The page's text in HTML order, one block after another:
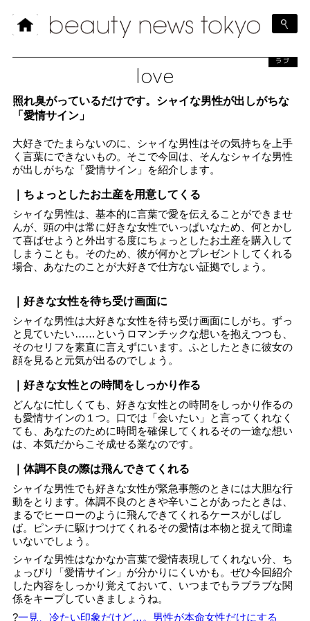
love
ラブ
照れ臭がっているだけです。シャイな男性が出しがちな
「愛情サイン」
大好きでたまらないのに、シャイな男性はその気持ちを上手
く言葉にできないもの。そこで今回は、そんなシャイな男性
が出しがちな「愛情サイン」を紹介します。
｜ちょっとしたお土産を用意してくる
シャイな男性は、基本的に言葉で愛を伝えることができませ
んが、頭の中は常に好きな女性でいっぱいなため、何とかし
て喜ばせようと外出する度にちょっとしたお土産を購入して
しまうことも。そのため、彼が何かとプレゼントしてくれる
場合、あなたのことが大好きで仕方ない証拠でしょう。
｜好きな女性を待ち受け画面に
シャイな男性は大好きな女性を待ち受け画面にしがち。ずっ
と見ていたい……というロマンチックな想いを抱えつつも、
そのセリフを素直に言えずにいます。ふとしたときに彼女の
顔を見ると元気が出るのでしょう。
｜好きな女性との時間をしっかり作る
どんなに忙しくても、好きな女性との時間をしっかり作るの
も愛情サインの１つ。口では「会いたい」と言ってくれなく
ても、あなたのために時間を確保してくれるその一途な想い
は、本気だからこそ成せる業なのです。
｜体調不良の際は飛んできてくれる
シャイな男性でも好きな女性が緊急事態のときには大胆な行
動をとります。体調不良のときや辛いことがあったときは、
まるでヒーローのように飛んできてくれるケースがしばし
ば。ピンチに駆けつけてくれるその愛情は本物と捉えて間違
いないでしょう。
シャイな男性はなかなか言葉で愛情表現してくれない分、ち
ょっぴり「愛情サイン」が分かりにくいかも。ぜひ今回紹介
した内容をしっかり覚えておいて、いつまでもラブラブな関
係をキープしていきましょうね。
?一見、冷たい印象だけど…。男性が本命女性だけにする